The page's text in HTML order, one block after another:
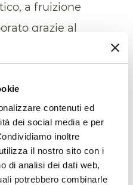
contenuti ed
dei social media e per
inoltre
il nostro sito con i
di analisi dei dati web,
potrebbero combinarle
a fruizione
grazie al
tutto il
tappe utili a
di un suolo
tale e per avere